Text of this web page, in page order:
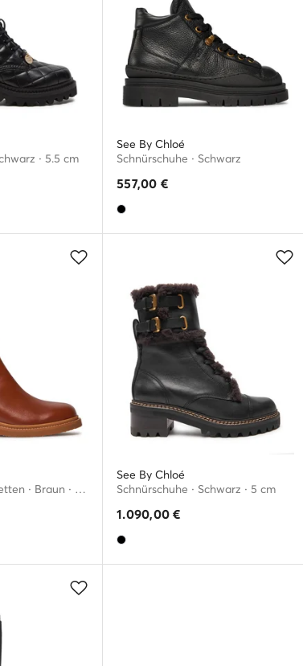
· 5.5 cm
See By Chloé
Schnürschuhe · Schwarz
557,00 €
Klassische Stiefeletten · Braun · 4 cm
See By Chloé
Schnürschuhe · Schwarz · 5 cm
1.090,00 €